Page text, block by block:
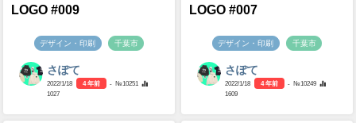
LOGO #009
デザイン・印刷 千葉市
さぽて
2022/1/18 4 年前
- №10251
1027
LOGO #007
デザイン・印刷 千葉市
さぽて
2022/1/18 4 年前
- №10249
1609